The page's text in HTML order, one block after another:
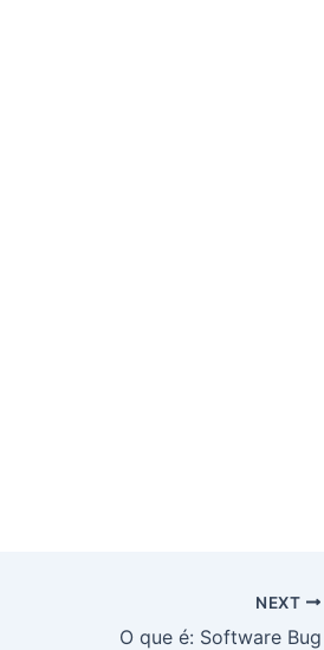
NEXT
O que é: Software Bug